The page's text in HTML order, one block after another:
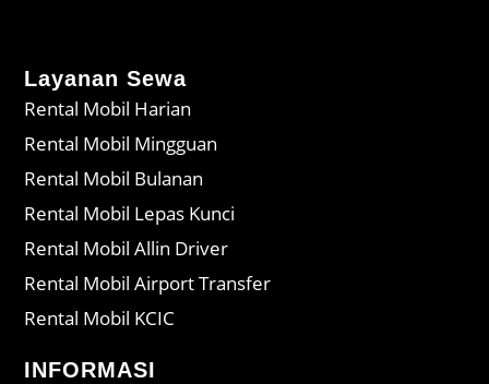
Layanan Sewa
Rental Mobil Harian
Rental Mobil Mingguan
Rental Mobil Bulanan
Rental Mobil Lepas Kunci
Rental Mobil Allin Driver
Rental Mobil Airport Transfer
Rental Mobil KCIC
INFORMASI